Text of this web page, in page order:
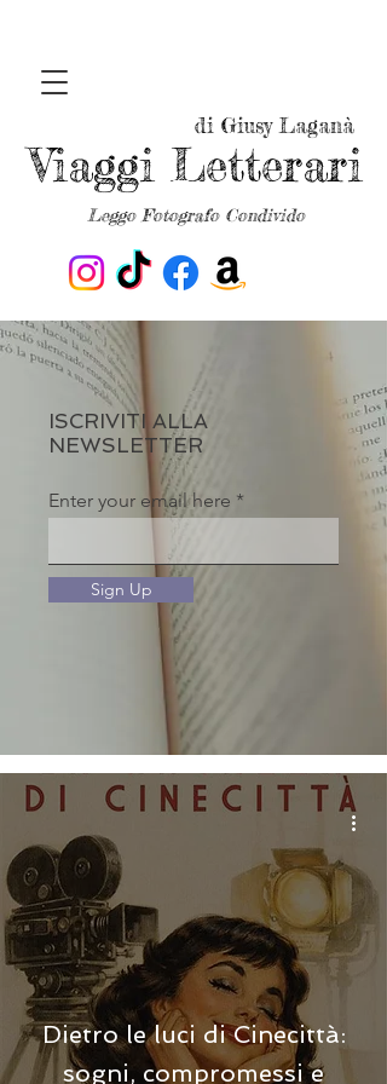
Leggo Fotografo Condivido
Viaggi Letterari
di Giusy Laganà
ISCRIVITI ALLA
NEWSLETTER
Enter your email here
Sign Up
Dietro le luci di Cinecittà:
sogni, compromessi e